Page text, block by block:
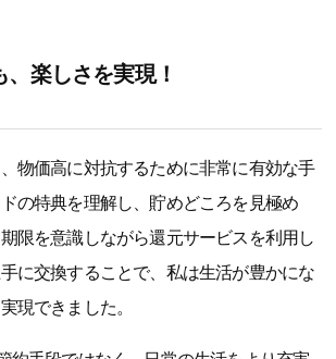
楽しさを実現！
物価高に対抗するために非常に有効な手
の特典を理解し、貯めどころを見極め
限を意識しながら還元サービスを利用し
に交換することで、私は生活が豊かにな
現できました。